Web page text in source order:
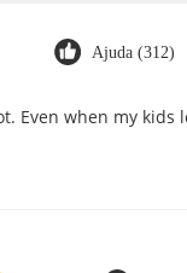
Ajuda (312)
Even when my